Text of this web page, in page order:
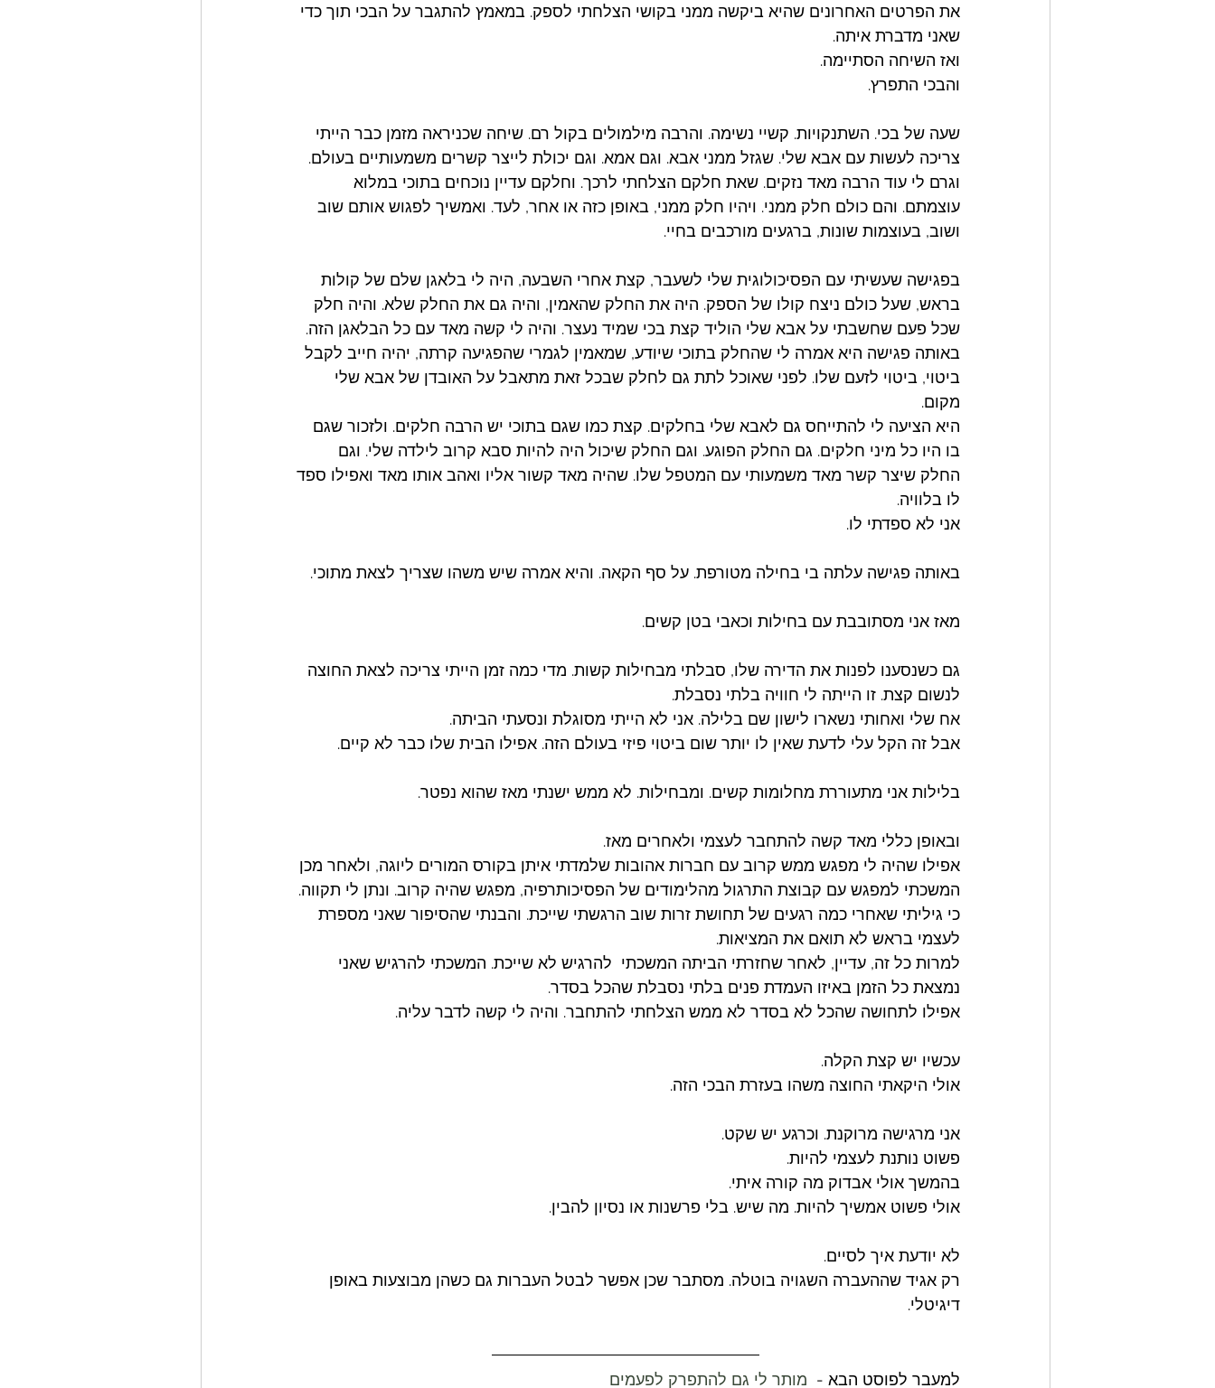
את הפרטים האחרונים שהיא ביקשה ממני בקושי הצלחתי לספק. במאמץ להתגבר על הבכי תוך כדי
שאני מדברת איתה.
ואז השיחה הסתיימה.
והבכי התפרץ.
שעה של בכי. השתנקויות. קשיי נשימה. והרבה מילמולים בקול רם. שיחה שכניראה מזמן כבר הייתי
צריכה לעשות עם אבא שלי. שגזל ממני אבא. וגם אמא. וגם יכולת לייצר קשרים משמעותיים בעולם.
וגרם לי עוד הרבה מאד נזקים. שאת חלקם הצלחתי לרכך. וחלקם עדיין נוכחים בתוכי במלוא
עוצמתם. והם כולם חלק ממני. ויהיו חלק ממני, באופן כזה או אחר, לעד. ואמשיך לפגוש אותם שוב
ושוב, בעוצמות שונות, ברגעים מורכבים בחיי.
בפגישה שעשיתי עם הפסיכולוגית שלי לשעבר, קצת אחרי השבעה, היה לי בלאגן שלם של קולות
בראש, שעל כולם ניצח קולו של הספק. היה את החלק שהאמין, והיה גם את החלק שלא. והיה חלק
שכל פעם שחשבתי על אבא שלי הוליד קצת בכי שמיד נעצר. והיה לי קשה מאד עם כל הבלאגן הזה.
באותה פגישה היא אמרה לי שהחלק בתוכי שיודע, שמאמין לגמרי שהפגיעה קרתה, יהיה חייב לקבל
ביטוי, ביטוי לזעם שלו. לפני שאוכל לתת גם לחלק שבכל זאת מתאבל על האובדן של אבא שלי
מקום.
היא הציעה לי להתייחס גם לאבא שלי בחלקים. קצת כמו שגם בתוכי יש הרבה חלקים. ולזכור שגם
בו היו כל מיני חלקים. גם החלק הפוגע. וגם החלק שיכול היה להיות סבא קרוב לילדה שלי. וגם
החלק שיצר קשר מאד משמעותי עם המטפל שלו. שהיה מאד קשור אליו ואהב אותו מאד ואפילו ספד
לו בלוויה.
אני לא ספדתי לו.
באותה פגישה עלתה בי בחילה מטורפת. על סף הקאה. והיא אמרה שיש משהו שצריך לצאת מתוכי.
מאז אני מסתובבת עם בחילות וכאבי בטן קשים.
גם כשנסענו לפנות את הדירה שלו, סבלתי מבחילות קשות. מדי כמה זמן הייתי צריכה לצאת החוצה
לנשום קצת. זו הייתה לי חוויה בלתי נסבלת.
אח שלי ואחותי נשארו לישון שם בלילה. אני לא הייתי מסוגלת ונסעתי הביתה.
אבל זה הקל עלי לדעת שאין לו יותר שום ביטוי פיזי בעולם הזה. אפילו הבית שלו כבר לא קיים.
בלילות אני מתעוררת מחלומות קשים. ומבחילות. לא ממש ישנתי מאז שהוא נפטר.
ובאופן כללי מאד קשה להתחבר לעצמי ולאחרים מאז.
אפילו שהיה לי מפגש ממש קרוב עם חברות אהובות שלמדתי איתן בקורס המורים ליוגה, ולאחר מכן
המשכתי למפגש עם קבוצת התרגול מהלימודים של הפסיכותרפיה, מפגש שהיה קרוב. ונתן לי תקווה.
כי גיליתי שאחרי כמה רגעים של תחושת זרות שוב הרגשתי שייכת. והבנתי שהסיפור שאני מספרת
לעצמי בראש לא תואם את המציאות.
למרות כל זה, עדיין, לאחר שחזרתי הביתה המשכתי  להרגיש לא שייכת. המשכתי להרגיש שאני
נמצאת כל הזמן באיזו העמדת פנים בלתי נסבלת שהכל בסדר.
אפילו לתחושה שהכל לא בסדר לא ממש הצלחתי להתחבר. והיה לי קשה לדבר עליה.
עכשיו יש קצת הקלה.
אולי היקאתי החוצה משהו בעזרת הבכי הזה.
אני מרגישה מרוקנת. וכרגע יש שקט.
פשוט נותנת לעצמי להיות.
בהמשך אולי אבדוק מה קורה איתי.
אולי פשוט אמשיך להיות. מה שיש. בלי פרשנות או נסיון להבין.
לא יודעת איך לסיים.
רק אגיד שההעברה השגויה בוטלה. מסתבר שכן אפשר לבטל העברות גם כשהן מבוצעות באופן
דיגיטלי.
למעבר לפוסט הבא - מותר לי גם להתפרק לפעמים